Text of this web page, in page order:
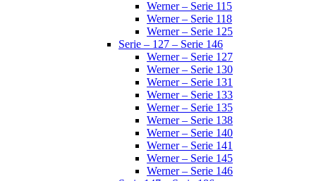
Werner – Serie 115
Werner – Serie 118
Werner – Serie 125
Serie – 127 – Serie 146
Werner – Serie 127
Werner – Serie 130
Werner – Serie 131
Werner – Serie 133
Werner – Serie 135
Werner – Serie 138
Werner – Serie 140
Werner – Serie 141
Werner – Serie 145
Werner – Serie 146